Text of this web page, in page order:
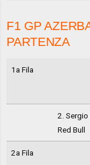
F1 GP
PARTENZA
1a Fila
2. Sergio
Red Bull
2a Fila